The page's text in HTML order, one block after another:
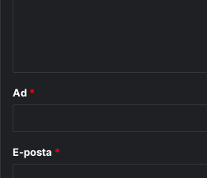
Ad *
E-posta *